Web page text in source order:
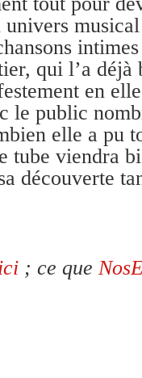
univers
qui l’a déjà
en
le public
elle a pu
tube viendra
découverte
; ce que